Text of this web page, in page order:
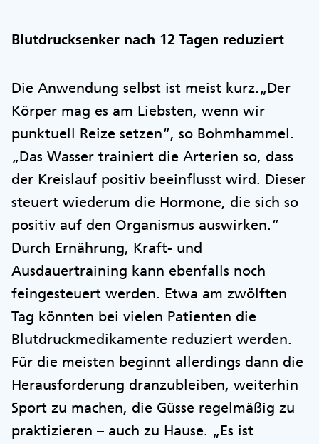
Blutdrucksenker nach 12 Tagen reduziert
Die Anwendung selbst ist meist kurz.„Der
Körper mag es am Liebsten, wenn wir
punktuell Reize setzen“, so Bohmhammel.
„Das Wasser trainiert die Arterien so, dass
der Kreislauf positiv beeinflusst wird. Dieser
steuert wiederum die Hormone, die sich so
positiv auf den Organismus auswirken.“
Durch Ernährung, Kraft- und
Ausdauertraining kann ebenfalls noch
feingesteuert werden. Etwa am zwölften
Tag könnten bei vielen Patienten die
Blutdruckmedikamente reduziert werden.
Für die meisten beginnt allerdings dann die
Herausforderung dranzubleiben, weiterhin
Sport zu machen, die Güsse regelmäßig zu
praktizieren – auch zu Hause. „Es ist